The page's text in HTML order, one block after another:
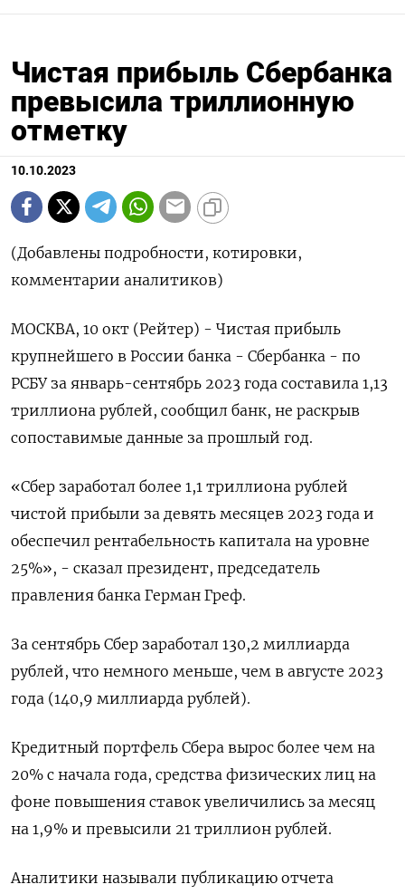
Чистая прибыль Сбербанка
превысила триллионную
отметку
10.10.2023
(Добавлены подробности, котировки,
комментарии аналитиков)
МОСКВА, 10 окт (Рейтер) - Чистая прибыль
крупнейшего в России банка - Сбербанка - по
РСБУ за январь-сентябрь 2023 года составила 1,13
триллиона рублей, сообщил банк, не раскрыв
сопоставимые данные за прошлый год.
«Сбер заработал более 1,1 триллиона рублей
чистой прибыли за девять месяцев 2023 года и
обеспечил рентабельность капитала на уровне
25%», - сказал президент, председатель
правления банка Герман Греф.
За сентябрь Сбер заработал 130,2 миллиарда
рублей, что немного меньше, чем в августе 2023
года (140,9 миллиарда рублей).
Кредитный портфель Сбера вырос более чем на
20% с начала года, средства физических лиц на
фоне повышения ставок увеличились за месяц
на 1,9% и превысили 21 триллион рублей.
Аналитики называли публикацию отчета